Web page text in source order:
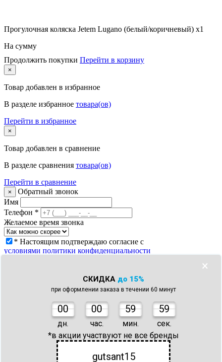
СКИДКА до 15%
при оформлении заказа в течении 60 минут
00
дн.
00
час.
59
мин.
59
сек.
*в акции участвуют не все бренды
gutsant15
×
Прогулочная коляска Jetem Lugano (белый/коричневый) x1
На сумму
Продолжить покупки Перейти в корзину
×
Товар добавлен в избранное
В разделе избранное товара(ов)
Перейти в избранное
×
Товар добавлен в сравнение
В разделе сравнения товара(ов)
Перейти в сравнение
×
Обратный звонок
Имя
Телефон *
Желаемое время звонка
* Настоящим подтверждаю согласие с
условиями политики конфиденциальности
Номер заказа *
* Настоящим подтверждаю согласие с
условиями политики конфиденциальности
Узнать статус заказа
Спасибо!